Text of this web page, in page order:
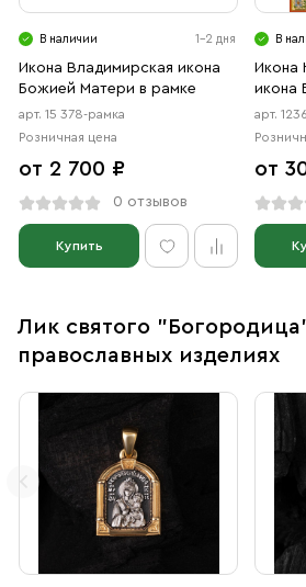
В наличии 1-2 дня
Икона Владимирская икона
Божией Матери в рамке
арт. 15 378-рамка
Розничная цена
от 2 700 ₽
0 отзывов
Купить
В
Икона
икона
арт.
от
Лик святого
православных изделиях